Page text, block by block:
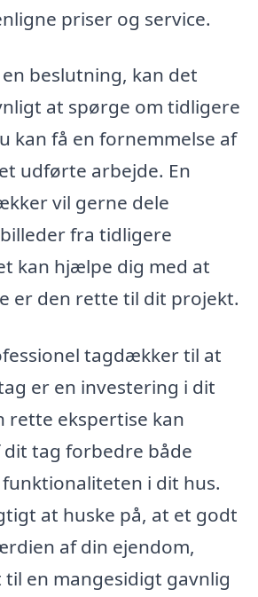
priser og service.
beslutning, kan det
at spørge om tidligere
kan få en fornemmelse af
udførte arbejde. En
vil gerne dele
fra tidligere
kan hjælpe dig med at
er den rette til dit projekt.
tagdækker til at
er en investering i dit
rette ekspertise kan
tag forbedre både
i dit hus.
at huske på, at et godt
af din ejendom,
en mangesidigt gavnlig